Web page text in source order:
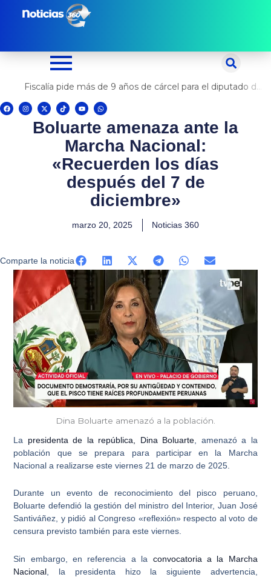
Fiscalía pide más de 9 años de cárcel para el diputado de oposición Harvey Colchado
F
a
c
I
n
s
X
-
t
w
i
T
i
k
t
o
Y
o
u
t
e
W
h
a
t
s
p
p
Boluarte amenaza ante la
Marcha Nacional:
«Recuerden los días
después del 7 de
diciembre»
marzo 20, 2025 Noticias 360
Comparte la noticia
Dina Boluarte amenazó a la población.
La presidenta de la república, Dina Boluarte , amenazó a la
población que se prepara para participar en la Marcha
Nacional a realizarse este viernes 21 de marzo de 2025.
Durante un evento de reconocimiento del pisco peruano,
Boluarte defendió la gestión del ministro del Interior, Juan José
Santiváñez, y pidió al Congreso «reflexión» respecto al voto de
censura previsto también para este viernes.
Sin embargo, en referencia a la convocatoria a la Marcha
Nacional , la presidenta hizo la siguiente advertencia,